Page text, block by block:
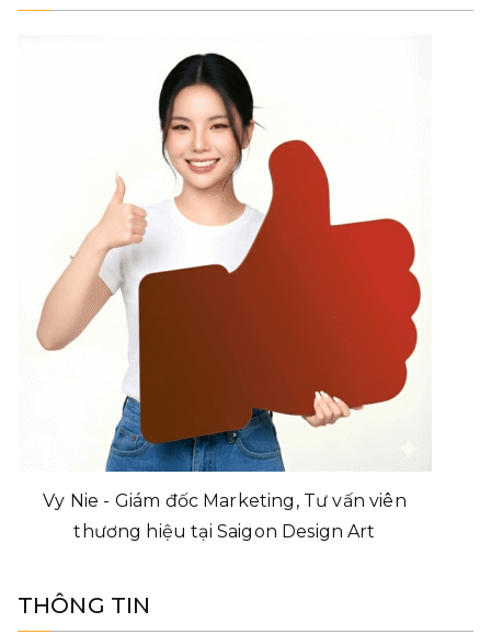
Vy Nie - Giám đốc Marketing, Tư vấn viên
thương hiệu tại Saigon Design Art
THÔNG TIN